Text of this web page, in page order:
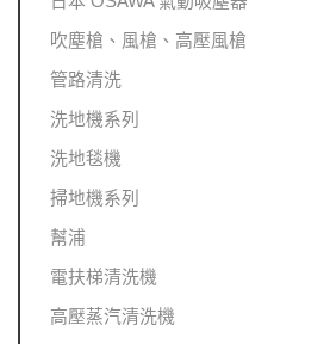
吹塵槍、風槍、高壓風槍
管路清洗
洗地機系列
洗地毯機
掃地機系列
幫浦
電扶梯清洗機
高壓蒸汽清洗機